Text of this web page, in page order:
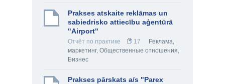
Prakses atskaite reklāmas un
sabiedrisko attiecību aģentūrā
"Airport"
Отчёт по практике 17
Реклама,
маркетинг, Общественные отношения,
Бизнес
Prakses pārskats a/s "Parex